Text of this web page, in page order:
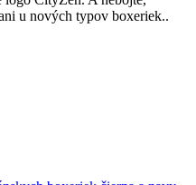
u nových typov boxeriek..